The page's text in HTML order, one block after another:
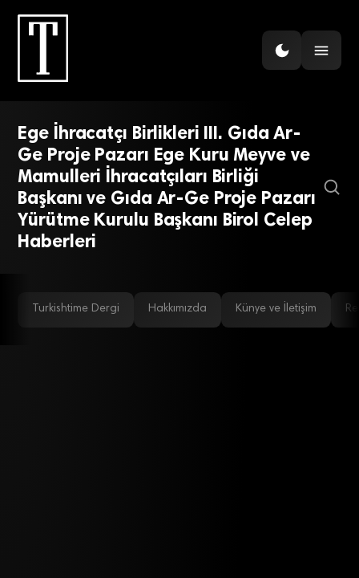
Ege İhracatçı Birlikleri III. Gıda Ar-
Ge Proje Pazarı Ege Kuru Meyve ve
Mamulleri İhracatçıları Birliği
Başkanı ve Gıda Ar-Ge Proje Pazarı
Yürütme Kurulu Başkanı Birol Celep
Haberleri
İHRACAT
Tarım ve gıdada yenilikçi
projeler İzmir’de buluştu
Turkishtime Dergi Hakkımızda Künye ve İletişim